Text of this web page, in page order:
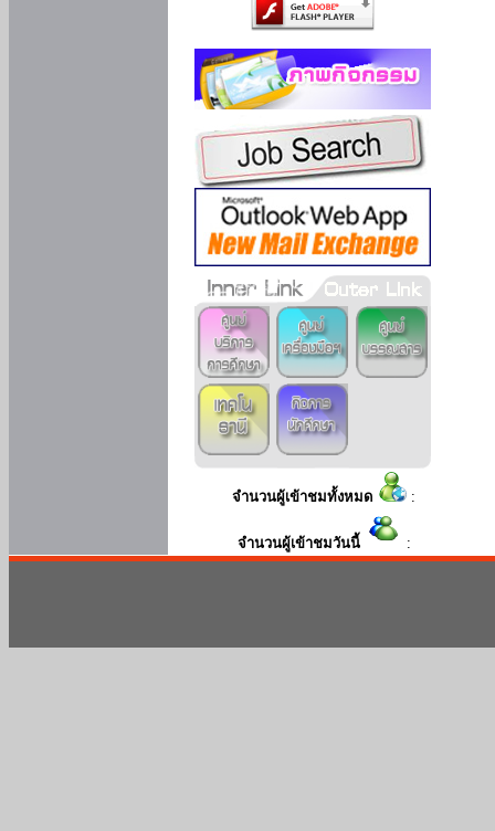
จำนวนผู้เข้าชมทั้งหมด :
จำนวนผู้เข้าชมวันนี้ :